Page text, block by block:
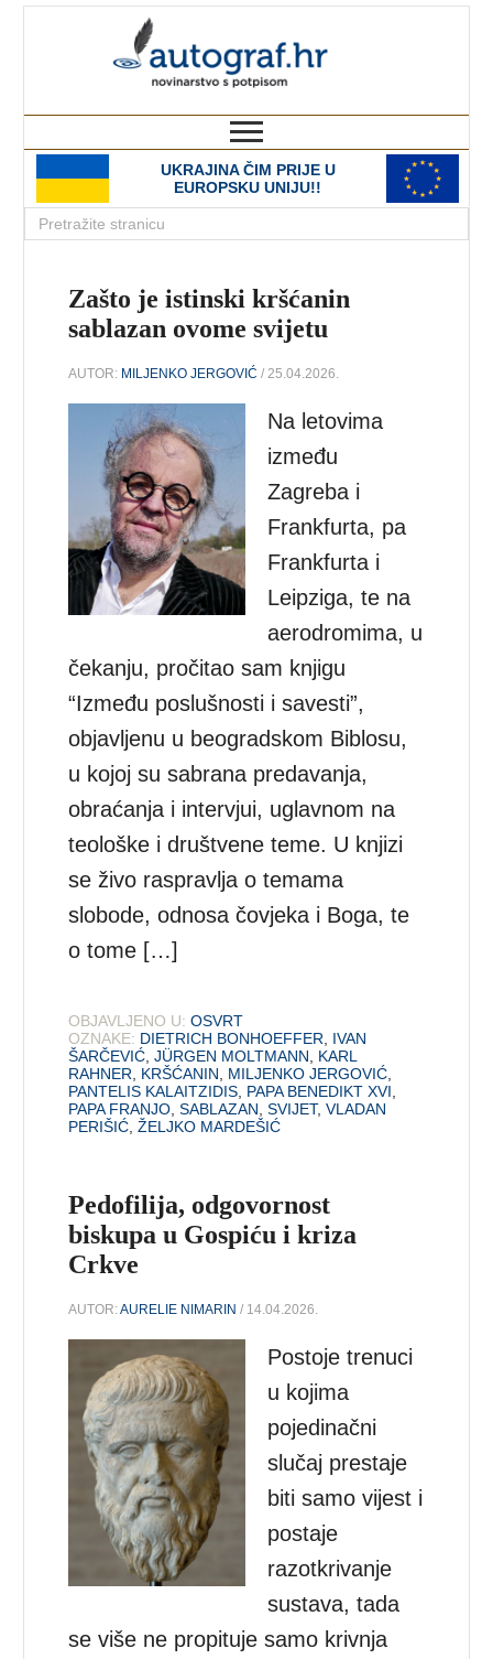
UKRAJINA ČIM PRIJE U
EUROPSKU UNIJU!!
Zašto je istinski kršćanin
sablazan ovome svijetu
AUTOR: MILJENKO JERGOVIĆ / 25.04.2026.
Na letovima
između
Zagreba i
Frankfurta, pa
Frankfurta i
Leipziga, te na
aerodromima, u
čekanju, pročitao sam knjigu
“Između poslušnosti i savesti”,
objavljenu u beogradskom Biblosu,
u kojoj su sabrana predavanja,
obraćanja i intervjui, uglavnom na
teološke i društvene teme. U knjizi
se živo raspravlja o temama
slobode, odnosa čovjeka i Boga, te
o tome […]
OBJAVLJENO U: OSVRT
OZNAKE: DIETRICH BONHOEFFER
IVAN
ŠARČEVIĆ ,JÜRGEN MOLTMANN
KARL
RAHNER
KRŠĆANIN MILJENKO JERGOVIĆ
PANTELIS KALAITZIDIS PAPA BENEDIKT XVI
PAPA FRANJO ,SABLAZAN ,SVIJET,VLADAN
PERIŠIĆ ,ŽELJKO MARDEŠIĆ
Pedofilija, odgovornost
biskupa u Gospiću i kriza
Crkve
AUTOR:AURELIE NIMARIN / 14.04.2026.
Postoje trenuci
u kojima
pojedinačni
slučaj prestaje
biti samo vijest i
postaje
razotkrivanje
sustava, tada
se više ne propituje samo krivnja